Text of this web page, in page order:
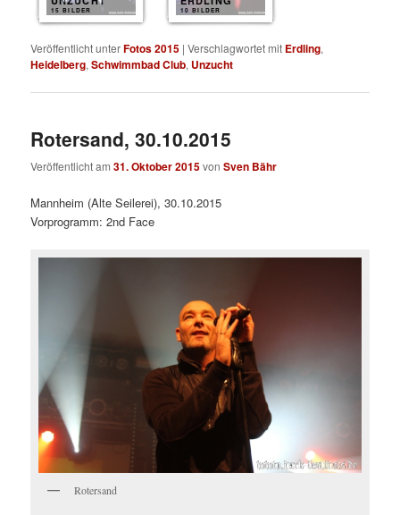
15 BILDER 10 BILDER
Veröffentlicht unterFotos 2015 |Verschlagwortet mit Erdling,
Heidelberg,Schwimmbad Club, Unzucht
Rotersand, 30.10.2015
Veröffentlicht am31. Oktober 2015vonSven Bähr
Mannheim (Alte Seilerei), 30.10.2015
Vorprogramm: 2nd Face
Rotersand